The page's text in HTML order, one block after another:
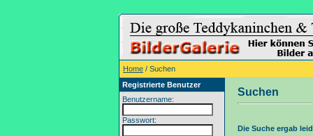
Home / Suchen
Registrierte Benutzer
Benutzername:
Passwort:
Suchen
Die Suche ergab